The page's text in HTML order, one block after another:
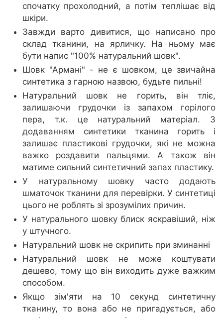
спочатку прохолодний, а потім теплішає від
шкіри.
Завжди варто дивитися, що написано про
склад тканини, на ярличку. На ньому має
бути напис "100% натуральний шовк".
Шовк "Армані" - не є шовком, це звичайна
синтетика з гарною назвою, будьте пильні!
Натуральний шовк не горить, він тліє,
залишаючи грудочки із запахом горілого
пера, т.к. це натуральний матеріал. З
додаванням синтетики тканина горить і
залишає пластикові грудочки, які не можна
важко роздавити пальцями. А також він
матиме сильний синтетичний запах пластику.
У натуральному шовку часто додають
шматочок тканини для перевірки. У синтетиці
цього не роблять зі зрозумілих причин.
У натурального шовку блиск яскравіший, ніж
у штучного.
Натуральний шовк не скрипить при зминанні
Натуральний шовк не може коштувати
дешево, тому що він виходить дуже важким
способом.
Якщо зім'яти на 10 секунд синтетичну
тканину, то вона або не пригадується, або